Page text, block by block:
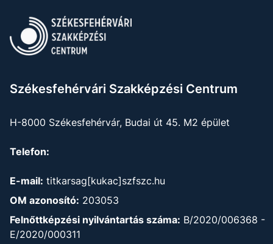
Székesfehérvári Szakképzési Centrum
H-8000 Székesfehérvár, Budai út 45. M2 épület
Telefon:
E-mail: titkarsag[kukac]szfszc.hu
OM azonosító: 203053
Felnőttképzési nyilvántartás száma: B/2020/006368 -
E/2020/000311